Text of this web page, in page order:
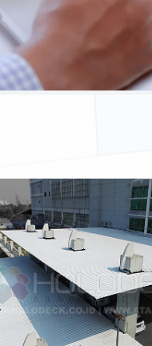
Page
Page